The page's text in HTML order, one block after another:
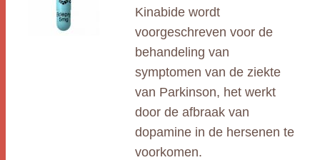
Kinabide wordt
voorgeschreven voor de
behandeling van
symptomen van de ziekte
van Parkinson, het werkt
door de afbraak van
dopamine in de hersenen te
voorkomen.